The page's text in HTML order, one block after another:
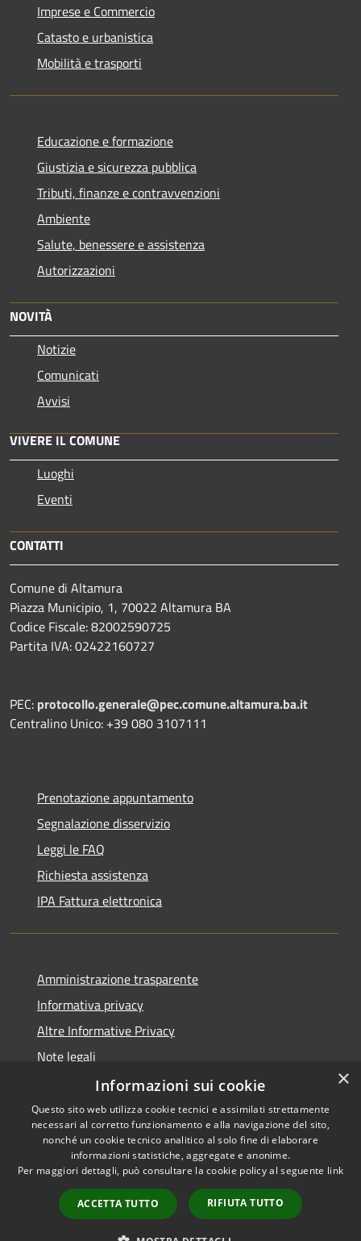
Imprese e Commercio
Catasto e urbanistica
Mobilità e trasporti
Educazione e formazione
Giustizia e sicurezza pubblica
Tributi, finanze e contravvenzioni
Ambiente
Salute, benessere e assistenza
Autorizzazioni
NOVITÀ
Notizie
Comunicati
Avvisi
VIVERE IL COMUNE
Luoghi
Eventi
CONTATTI
Comune di Altamura
Piazza Municipio, 1, 70022 Altamura BA
Codice Fiscale: 82002590725
Partita IVA: 02422160727
PEC: protocollo.generale@pec.comune.altamura.ba.it
Centralino Unico: +39 080 3107111
Prenotazione appuntamento
Segnalazione disservizio
Leggi le FAQ
Richiesta assistenza
IPA Fattura elettronica
Amministrazione trasparente
Informativa privacy
Altre Informative Privacy
Note legali
Dichiarazione di accessibilità
RSS
Accessibilità
Copyright © 2026 • Comune di
Municipium•
Accesso
redazione
×
Informazioni sui cookie
Questo sito web utilizza cookie tecnici e assimilati strettamente
necessari al corretto funzionamento e alla navigazione del sito,
nonché un cookie tecnico analitico al solo fine di elaborare
informazioni statistiche, aggregate e anonime.
Per maggiori dettagli, può consultare la cookie policy al seguente link
ACCETTA TUTTO RIFIUTA TUTTO